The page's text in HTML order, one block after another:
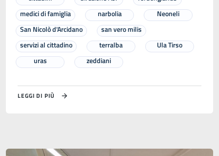
medici di famiglia
narbolia
Neoneli
San Nicolò d'Arcidano
san vero milis
servizi al cittadino
terralba
Ula Tirso
uras
zeddiani
LEGGI DI PIÙ